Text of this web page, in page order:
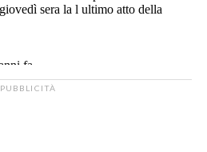
PUBBLICITÀ